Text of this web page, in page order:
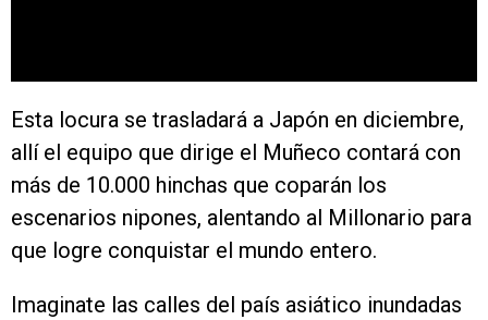
Esta locura se trasladará a Japón en diciembre,
allí el equipo que dirige el Muñeco contará con
más de 10.000 hinchas que coparán los
escenarios nipones, alentando al Millonario para
que logre conquistar el mundo entero.
Imaginate las calles del país asiático inundadas